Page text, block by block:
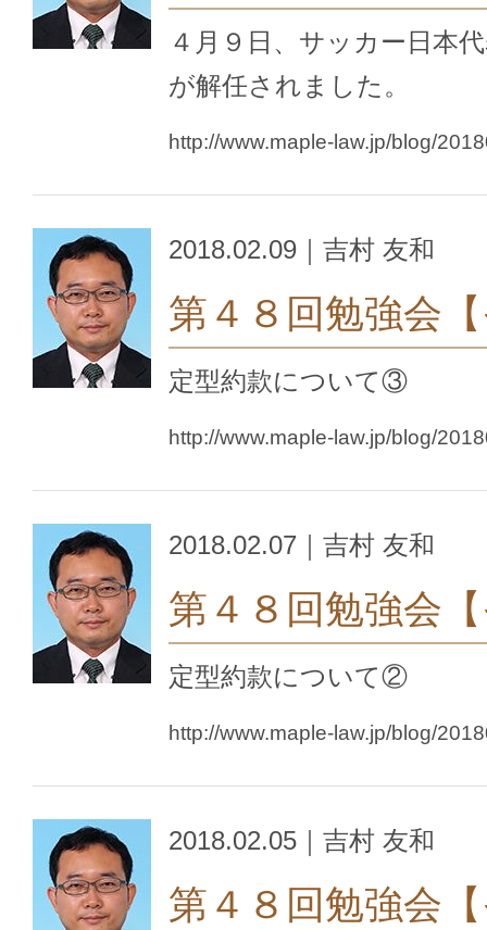
４月９日、サッカー日本
が解任されました。
http://www.maple-law.jp/blog/
2018.02.09｜吉村 友和
第４８回勉強会
定型約款について③
http://www.maple-law.jp/blog/
2018.02.07｜吉村 友和
第４８回勉強会
定型約款について②
http://www.maple-law.jp/blog/
2018.02.05｜吉村 友和
第４８回勉強会